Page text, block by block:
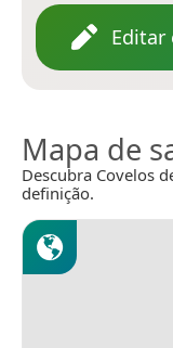
Editar
Mapa de
Descubra Covelos
definição.